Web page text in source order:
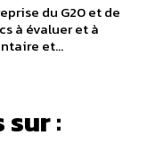
du G20 et de
à évaluer et à
et...
: